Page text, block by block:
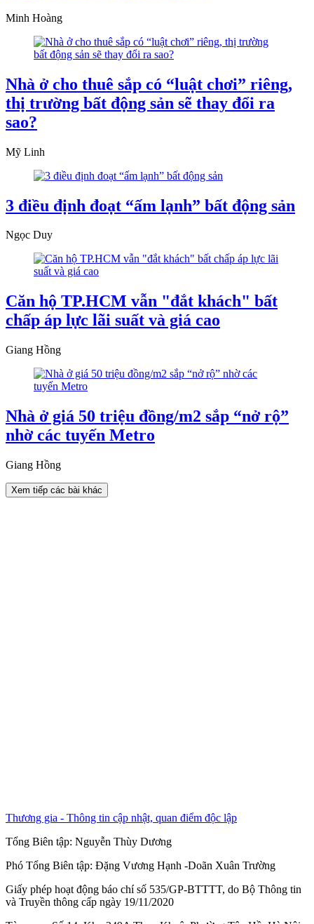
Minh Hoàng
Nhà ở cho thuê sắp có “luật chơi” riêng,
thị trường bất động sản sẽ thay đổi ra
sao?
Mỹ Linh
3 điều định đoạt “ấm lạnh” bất động sản
Ngọc Duy
Căn hộ TP.HCM vẫn "đắt khách" bất
chấp áp lực lãi suất và giá cao
Giang Hồng
Nhà ở giá 50 triệu đồng/m2 sắp “nở rộ”
nhờ các tuyến Metro
Giang Hồng
Xem tiếp các bài khác
Thương gia - Thông tin cập nhật, quan điểm độc lập
Tổng Biên tập: Nguyễn Thùy Dương
Phó Tổng Biên tập: Đặng Vương Hạnh -Doãn Xuân Trường
Giấy phép hoạt động báo chí số 535/GP-BTTTT, do Bộ Thông tin
và Truyền thông cấp ngày 19/11/2020